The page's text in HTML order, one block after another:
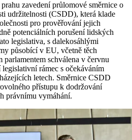
zavedení průlomové směrnice o
udržitelnosti (CSDD), která klade
pro prověřování jejich
potenciálních porušení lidských
legislativa, s dalekosáhlými
působící v EU, včetně těch
schválena v červnu
rámec s očekáváním
letech. Směrnice CSDD
přístupu k dodržování
právnímu vymáhání.